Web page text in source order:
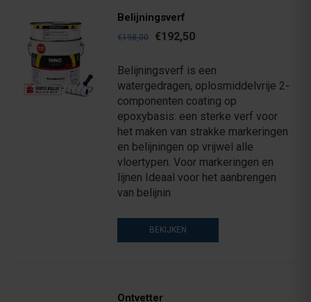
Belijningsverf
€198,00 €192,50
Belijningsverf is een
watergedragen, oplosmiddelvrije 2-
componenten coating op
epoxybasis: een sterke verf voor
het maken van strakke markeringen
en belijningen op vrijwel alle
vloertypen. Voor markeringen en
lijnen Ideaal voor het aanbrengen
van belijnin
BEKIJKEN
Ontvetter